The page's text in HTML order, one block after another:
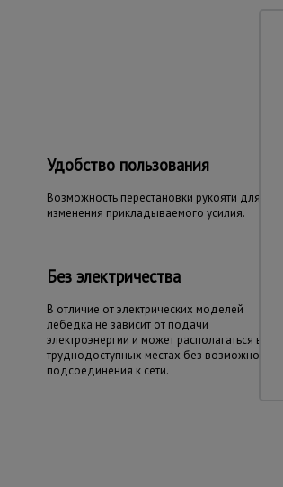
Удобство пользования
Возможность перестановки рукояти для
изменения прикладываемого усилия.
Без электричества
В отличие от электрических моделей
лебедка не зависит от подачи
электроэнергии и может располагаться в
труднодоступных местах без возможности
подсоединения к сети.